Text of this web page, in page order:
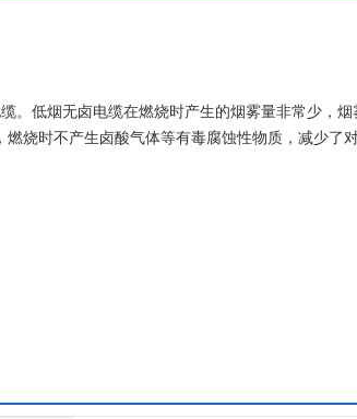
。低烟无卤电缆在燃烧时产生的烟雾量非常少，烟
烧时不产生卤酸气体等有毒腐蚀性物质，减少了